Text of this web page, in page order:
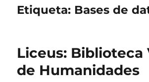
Etiqueta: Bases de
Liceus: Biblioteca
de Humanidades